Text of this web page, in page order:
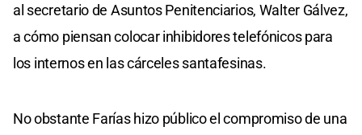
al secretario de Asuntos Penitenciarios, Walter Gálvez,
a cómo piensan colocar inhibidores telefónicos para
los internos en las cárceles santafesinas.
No obstante Farías hizo público el compromiso de una